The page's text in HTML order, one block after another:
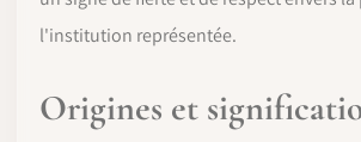
l'institution représentée.
Origines et